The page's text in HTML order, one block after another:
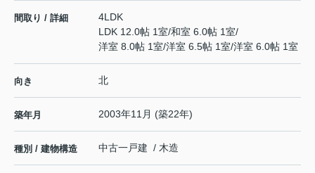
間取り / 詳細
4LDK
LDK 12.0帖 1室/和室 6.0帖 1室/
洋室 8.0帖 1室/洋室 6.5帖 1室/洋室 6.0帖 1室
向き 北
築年月 2003年11月 (築22年)
種別 / 建物構造 中古一戸建 / 木造